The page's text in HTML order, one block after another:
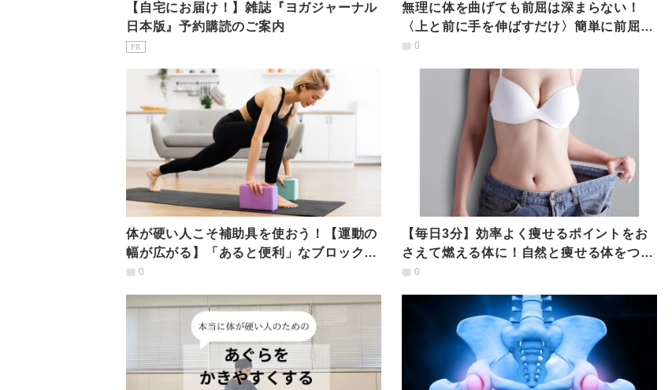
【自宅にお届け！】雑誌『ヨガジャーナル
日本版』予約購読のご案内
PR
無理に体を曲げても前屈は深まらない！
〈上と前に手を伸ばすだけ〉簡単に前屈が
できるようになる方法
0
体が硬い人こそ補助具を使おう！【運動の
幅が広がる】「あると便利」なブロックを
使ったヨガポーズ３選
0
【毎日3分】効率よく痩せるポイントをお
さえて燃える体に！自然と痩せる体をつく
る「時短ストレッチ」
0